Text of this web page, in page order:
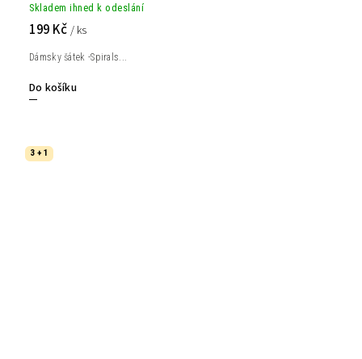
Skladem ihned k odeslání
199 Kč / ks
Do košíku
Dámsky šátek -Spirals...
3 + 1